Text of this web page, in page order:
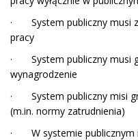
· System publiczny musi
pracy
· System publiczny musi
wynagrodzenie
· System publiczny misi
(m.in. normy zatrudnienia)
· W systemie publicznym